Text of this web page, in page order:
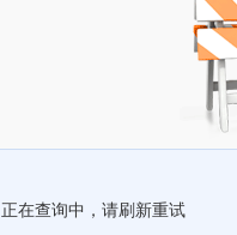
正在查询中，请刷新重试